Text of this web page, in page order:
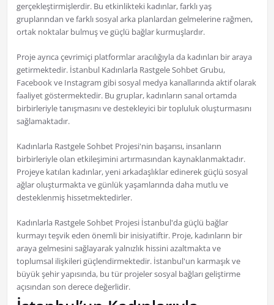
gerçekleştirmişlerdir. Bu etkinlikteki kadınlar, farklı yaş
gruplarından ve farklı sosyal arka planlardan gelmelerine rağmen,
ortak noktalar bulmuş ve güçlü bağlar kurmuşlardır.
Proje ayrıca çevrimiçi platformlar aracılığıyla da kadınları bir araya
getirmektedir. İstanbul Kadınlarla Rastgele Sohbet Grubu,
Facebook ve Instagram gibi sosyal medya kanallarında aktif olarak
faaliyet göstermektedir. Bu gruplar, kadınların sanal ortamda
birbirleriyle tanışmasını ve destekleyici bir topluluk oluşturmasını
sağlamaktadır.
Kadınlarla Rastgele Sohbet Projesi'nin başarısı, insanların
birbirleriyle olan etkileşimini artırmasından kaynaklanmaktadır.
Projeye katılan kadınlar, yeni arkadaşlıklar edinerek güçlü sosyal
ağlar oluşturmakta ve günlük yaşamlarında daha mutlu ve
desteklenmiş hissetmektedirler.
Kadınlarla Rastgele Sohbet Projesi İstanbul'da güçlü bağlar
kurmayı teşvik eden önemli bir inisiyatiftir. Proje, kadınların bir
araya gelmesini sağlayarak yalnızlık hissini azaltmakta ve
toplumsal ilişkileri güçlendirmektedir. İstanbul'un karmaşık ve
büyük şehir yapısında, bu tür projeler sosyal bağları geliştirme
açısından son derece değerlidir.